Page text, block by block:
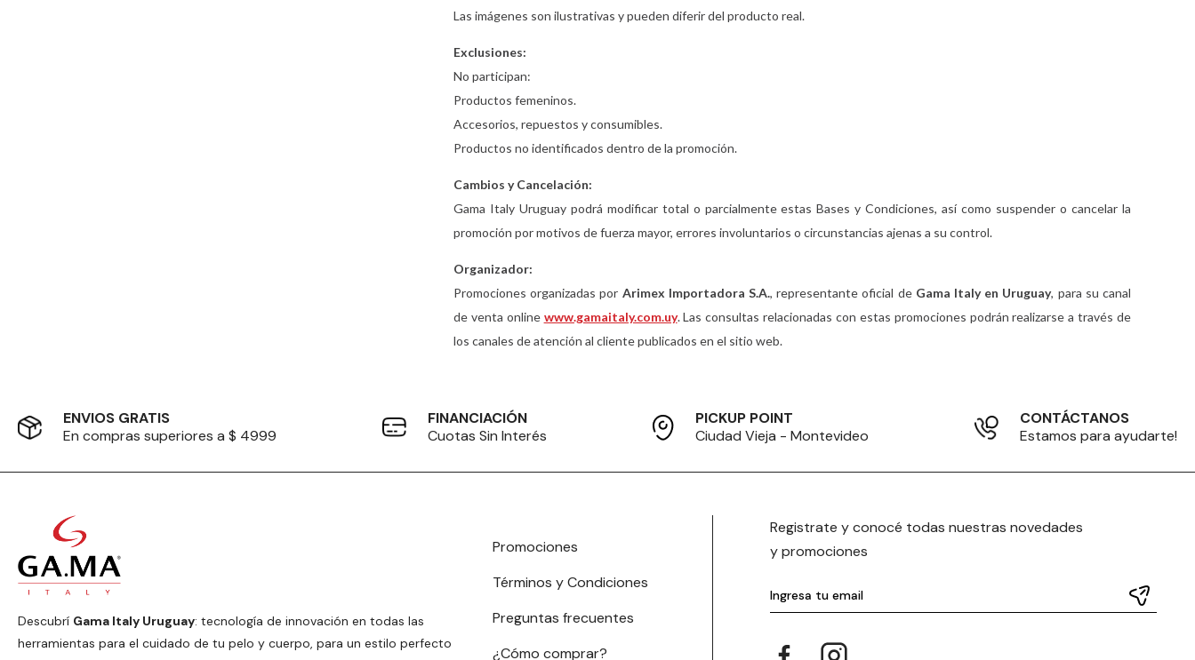
Las imágenes son ilustrativas y pueden diferir del producto real.
Exclusiones:
No participan:
Productos femeninos.
Accesorios, repuestos y consumibles.
Productos no identificados dentro de la promoción.
Cambios y Cancelación:
Gama Italy Uruguay podrá modificar total o parcialmente estas Bases y Condiciones, así como suspender o cancelar la
promoción por motivos de fuerza mayor, errores involuntarios o circunstancias ajenas a su control.
Organizador:
Promociones organizadas por Arimex Importadora S.A., representante oficial de Gama Italy en Uruguay, para su canal
de venta online www.gamaitaly.com.uy. Las consultas relacionadas con estas promociones podrán realizarse a través de
los canales de atención al cliente publicados en el sitio web.
ENVIOS GRATIS
En compras superiores a $ 4999
FINANCIACIÓN
Cuotas Sin Interés
PICKUP POINT
Ciudad Vieja - Montevideo
CONTÁCTANOS
Estamos para ayudarte!
Descubrí Gama Italy Uruguay: tecnología de innovación en todas las
herramientas para el cuidado de tu pelo y cuerpo, para un estilo perfecto
Promociones
Términos y Condiciones
Preguntas frecuentes
¿Cómo comprar?
Registrate y conocé todas nuestras novedades
y promociones